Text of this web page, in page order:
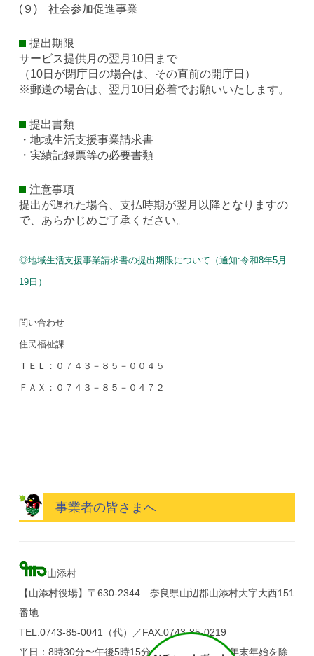
(９) 社会参加促進事業
提出期限
サービス提供月の翌月10日まで
（10日が閉庁日の場合は、その直前の開庁日）
※郵送の場合は、翌月10日必着でお願いいたします。
提出書類
・地域生活支援事業請求書
・実績記録票等の必要書類
注意事項
提出が遅れた場合、支払時期が翌月以降となりますの
で、あらかじめご了承ください。
◎地域生活支援事業請求書の提出期限について（通知:令和8年5月
19日）
問い合わせ
住民福祉課
ＴＥＬ：０７４３－８５－００４５
ＦＡＸ：０７４３－８５－０４７２
事業者の皆さまへ
山添村
【山添村役場】〒630-2344 奈良県山辺郡山添村大字大西151
番地
TEL:0743-85-0041（代）／FAX:0743-85-0219
平日：8時30分〜午後5時15分（土・日・祝日、年末年始を除